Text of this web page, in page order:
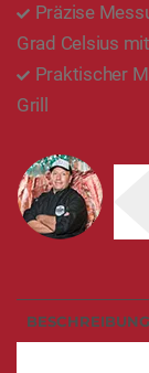
Präzise
Grad Celsius
Praktischer
Grill
BESCHREIBUNG